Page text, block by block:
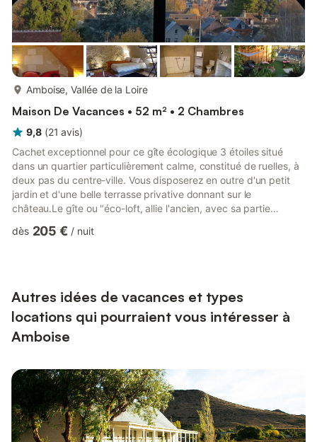
Amboise, Vallée de la Loire
Maison De Vacances • 52 m² • 2 Chambres
9,8 (21 avis)
Cachet exceptionnel pour ce gîte écologique 3 étoiles situé
dans un quartier particulièrement calme, constitué de ruelles, à
deux pas du centre-ville. Vous disposerez en outre d'un petit
jardin et d'une belle terrasse privative donnant sur le
château.Le gîte ou "éco-loft, allie l'ancien, avec sa partie
entièrement vitrée donnant sur le château.Le rez-de-chaussée
dès 205 € / nuit
Autres idées de vacances et types
locations qui pourraient vous intéresser à
Amboise